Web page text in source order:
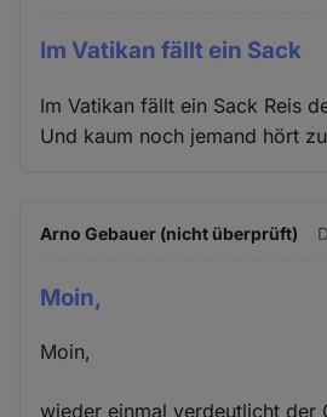
Im Vatikan fällt ein Sack
Im Vatikan fällt ein Sack Reis
Und kaum noch jemand hört
Arno Gebauer (nicht überprüft)
Moin,
Moin,
wieder einmal verdeutlicht der